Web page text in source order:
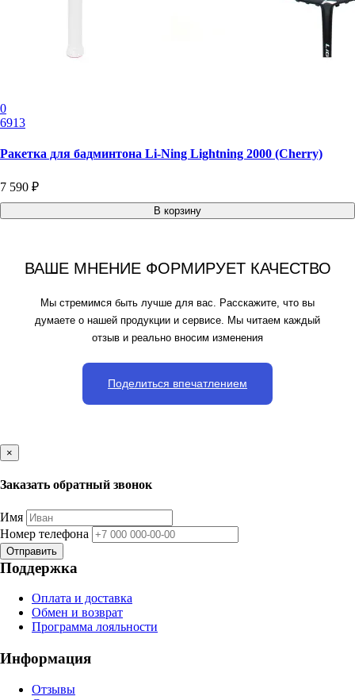
0
6913
Ракетка для бадминтона Li-Ning Lightning 2000 (Cherry)
7 590 ₽
В корзину
ВАШЕ МНЕНИЕ ФОРМИРУЕТ КАЧЕСТВО
Мы стремимся быть лучше для вас. Расскажите, что вы
думаете о нашей продукции и сервисе. Мы читаем каждый
отзыв и реально вносим изменения
Поделиться впечатлением
×
Заказать обратный звонок
Имя
Номер телефона
Отправить
Поддержка
Оплата и доставка
Обмен и возврат
Программа лояльности
Информация
Отзывы